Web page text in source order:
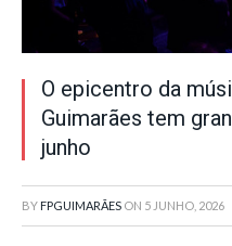
O epicentro da
Guimarães tem
junho
BY FPGUIMARÃES ON 5 JUNHO, 2026